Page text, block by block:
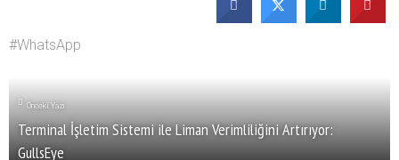
WhatsApp
Önceki Yazı
Terminal İşletim Sistemi ile Liman Verimliliğini Artırıyor:
GullsEye